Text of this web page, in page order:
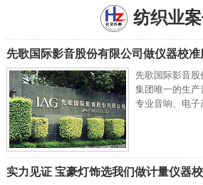
纺织业
先歌国际影音股份有限公司做仪器校准
先歌国际影音股
集团唯一的生产
专业音响、电子
实力见证 宝豪灯饰选我们做计量仪器